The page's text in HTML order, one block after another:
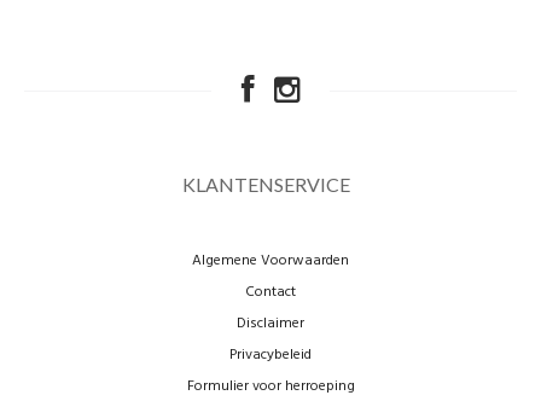
KLANTENSERVICE
Algemene Voorwaarden
Contact
Disclaimer
Privacybeleid
Formulier voor herroeping